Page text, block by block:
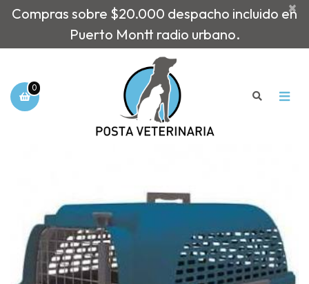
Compras sobre $20.000 despacho incluido en
Puerto Montt radio urbano.
×
0